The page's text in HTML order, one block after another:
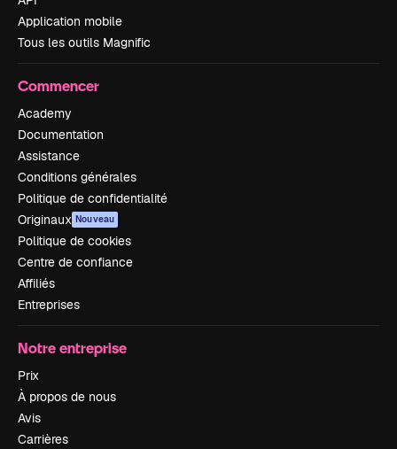
Application mobile
Tous les outils Magnific
Commencer
Academy
Documentation
Assistance
Conditions générales
Politique de confidentialité
Originaux Nouveau
Politique de cookies
Centre de confiance
Affiliés
Entreprises
Notre entreprise
Prix
À propos de nous
Avis
Carrières